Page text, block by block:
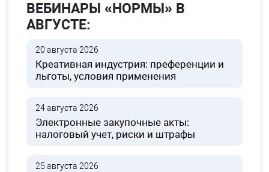
ВЕБИНАРЫ «НОРМЫ» В
АВГУСТЕ:
20 августа 2026
Креативная индустрия: преференции и
льготы, условия применения
24 августа 2026
Электронные закупочные акты:
налоговый учет, риски и штрафы
25 августа 2026